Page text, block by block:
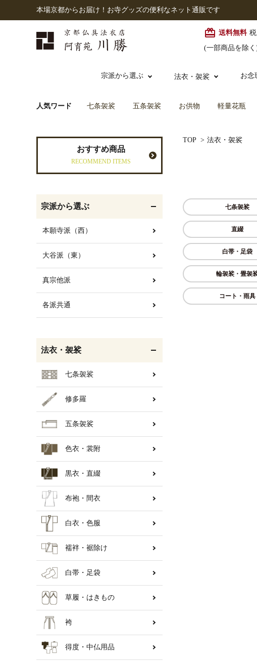
本場京都からお届け！お寺グッズの便利なネット通販です
card_giftcard 送料無料
(一部商品を除く
宗派から選ぶ
本願寺派（西） 大谷派（東）
法衣・袈裟
布
草
お念
本連念珠（僧侶用）
金
欄間・障子・襖・翠簾
納骨壇
お
人気ワード 七条袈裟 五条袈裟 お供物 軽量花瓶
TOP > 法衣・袈裟
七条袈裟
直綴
白帯・足袋
輪袈裟・畳袈
コート・雨具
おすすめ商品
RECOMMEND ITEMS
宗派から選ぶ
本願寺派（西）
大谷派（東）
真宗他派
各派共通
法衣・袈裟
七条袈裟
修多羅
五条袈裟
色衣・裳附
黒衣・直綴
布袍・間衣
白衣・色服
襦袢・裾除け
白帯・足袋
草履・はきもの
袴
得度・中仏用品